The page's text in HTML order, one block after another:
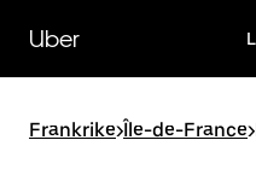
huvudinnehållet
Uber
Frankrike>Île-de-France>